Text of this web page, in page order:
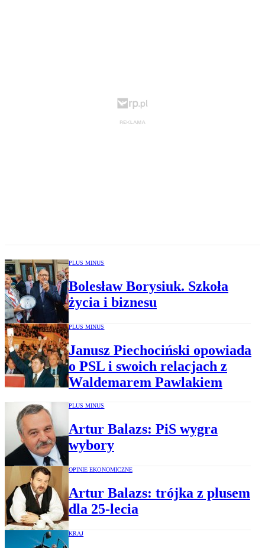
PLUS MINUS
Bolesław Borysiuk. Szkoła
życia i biznesu
PLUS MINUS
Janusz Piechociński opowiada
o PSL i swoich relacjach z
Waldemarem Pawlakiem
PLUS MINUS
Artur Balazs: PiS wygra
wybory
OPINIE EKONOMICZNE
Artur Balazs: trójka z plusem
dla 25-lecia
KRAJ